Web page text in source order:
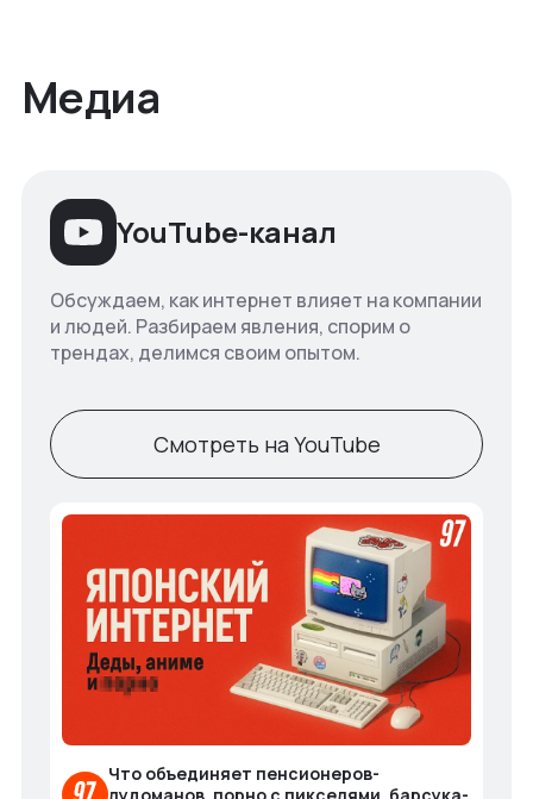
Медиа
YouTube-канал
Обсуждаем, как интернет влияет на компании
и людей. Разбираем явления, спорим о
трендах, делимся своим опытом.
Смотреть на YouTube
Что объединяет пенсионеров-